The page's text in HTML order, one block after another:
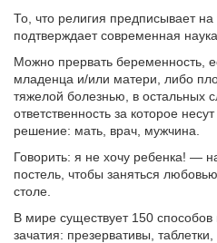
То, что религия предписывает на
подтверждает современная наука.
Можно прервать беременность,
младенца и/или матери, либо
тяжелой болезнью, в остальных
ответственность за которое
решение: мать, врач, мужчина.
Говорить: я не хочу ребенка! —
постель, чтобы заняться
столе.
В мире существует 150 способов
зачатия: презервативы,